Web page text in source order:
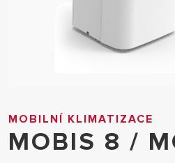
MOBILNÍ KLIMATIZACE
MOBIS 8 /